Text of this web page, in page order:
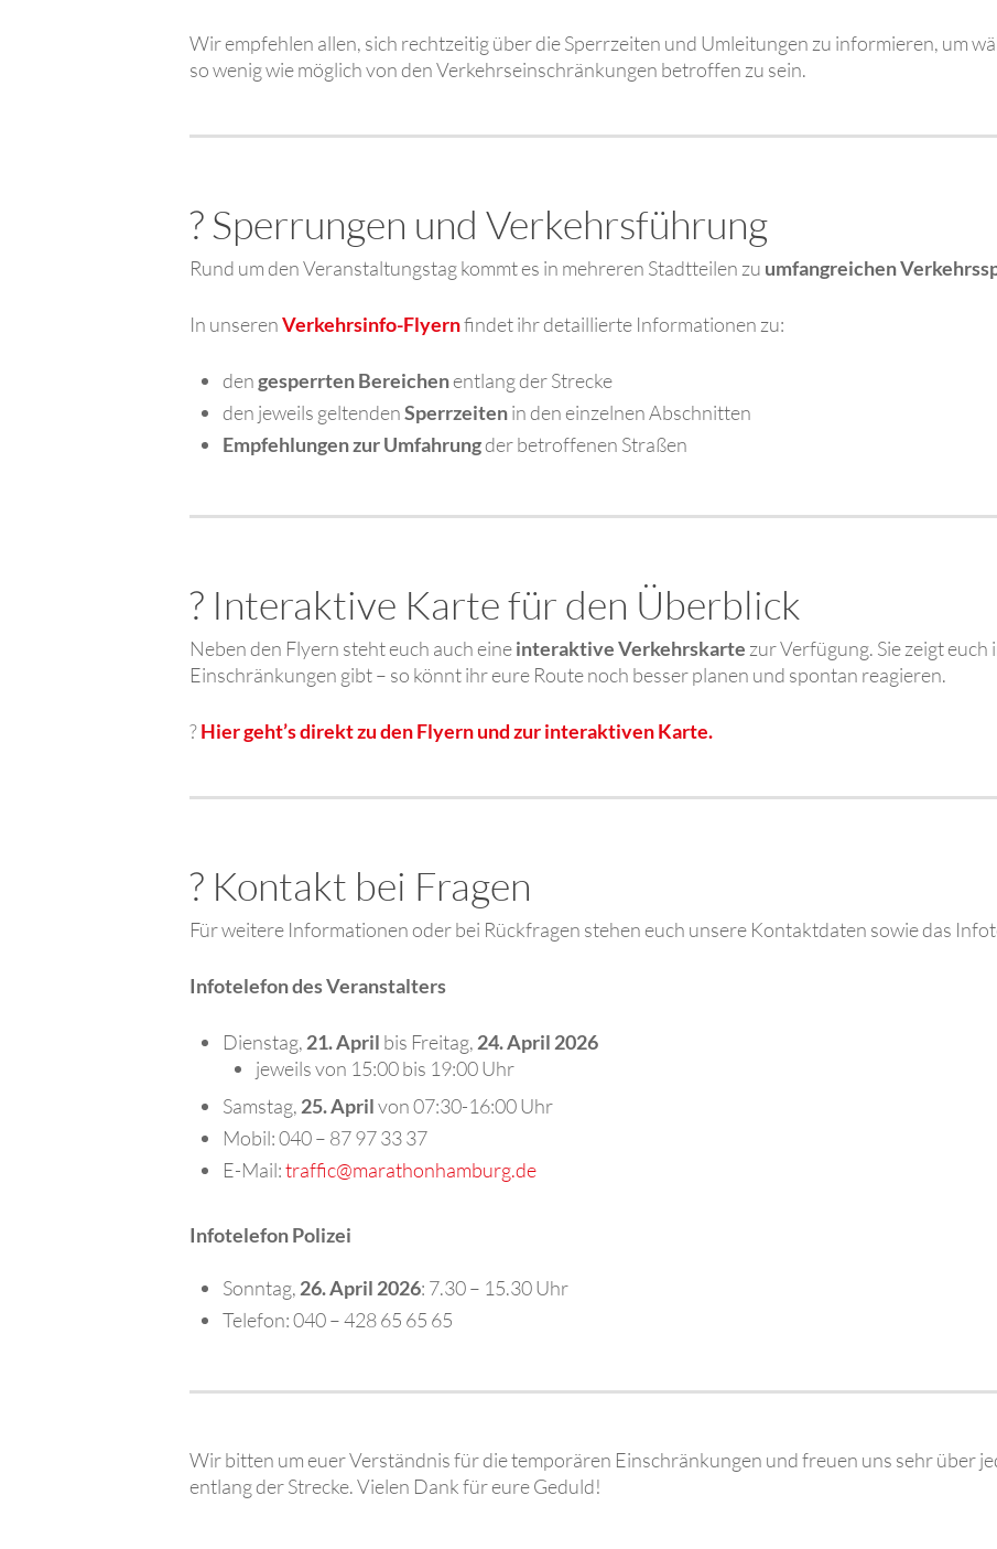
Wir empfehlen allen, sich rechtzeitig über die Sperrzeiten und Umleitungen zu informieren, um
so wenig wie möglich von den Verkehrseinschränkungen betroffen zu sein.
? Sperrungen und Verkehrsführung
Rund um den Veranstaltungstag kommt es in mehreren Stadtteilen zu umfangreichen
In unserenVerkehrsinfo-Flyernfindet ihr detaillierte Informationen zu:
dengesperrten Bereichenentlang der Strecke
den jeweils geltendenSperrzeitenin den einzelnen Abschnitten
Empfehlungen zur Umfahrungder betroffenen Straßen
? Interaktive Karte für den Überblick
Neben den Flyern steht euch auch eineinteraktive Verkehrskarte zur Verfügung. Sie zeigt euch
Einschränkungen gibt – so könnt ihr eure Route noch besser planen und spontan reagieren.
?Hier geht’s direkt zu den Flyern und zur interaktiven Karte.
? Kontakt bei Fragen
Für weitere Informationen oder bei Rückfragen stehen euch unsere Kontaktdaten sowie das
Infotelefon des Veranstalters
Dienstag, 21. April bis Freitag, 24. April 2026
jeweils von 15:00 bis 19:00 Uhr
Samstag, 25. Aprilvon 07:30-16:00 Uhr
Mobil:040 – 87 97 33 37
E-Mail:traffic@marathonhamburg.de
Infotelefon Polizei
Sonntag, 26. April 2026: 7.30 – 15.30 Uhr
Telefon: 040 – 428 65 65 65
Wir bitten um euer Verständnis für die temporären Einschränkungen und freuen uns sehr über
entlang der Strecke. Vielen Dank für eure Geduld!